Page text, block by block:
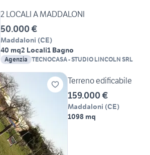
2 LOCALI A MADDALONI
50.000 €
Maddaloni (CE)
40 mq2 Locali1 Bagno
Agenzia TECNOCASA - STUDIO LINCOLN SRL
Terreno edificabile
159.000 €
Maddaloni (CE)
1098 mq